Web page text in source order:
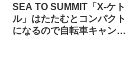
SEA TO SUMMIT「X-ケト
ル」はたたむとコンパクト
になるので自転車キャンツ